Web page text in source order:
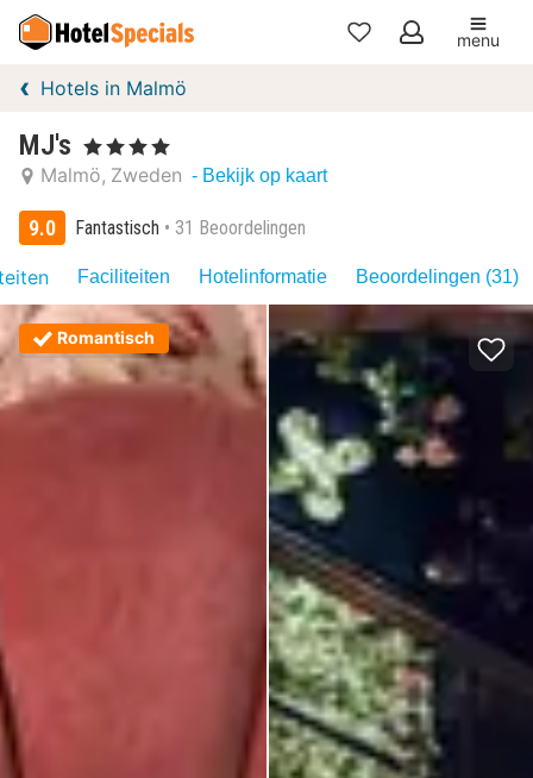
Mijn
menu
Hotels in Malmö
MJ's , 4 Sterren
Malmö Zweden - Bekijk op kaart
9.0 Fantastisch 31 Beoordelingen
Faciliteiten Hotelinformatie Beoordelingen (31)
Romantisch